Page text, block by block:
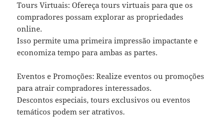
Tours Virtuais: Ofereça tours virtuais para que os
compradores possam explorar as propriedades
online.
Isso permite uma primeira impressão impactante e
economiza tempo para ambas as partes.
Eventos e Promoções: Realize eventos ou promoções
para atrair compradores interessados.
Descontos especiais, tours exclusivos ou eventos
temáticos podem ser atrativos.